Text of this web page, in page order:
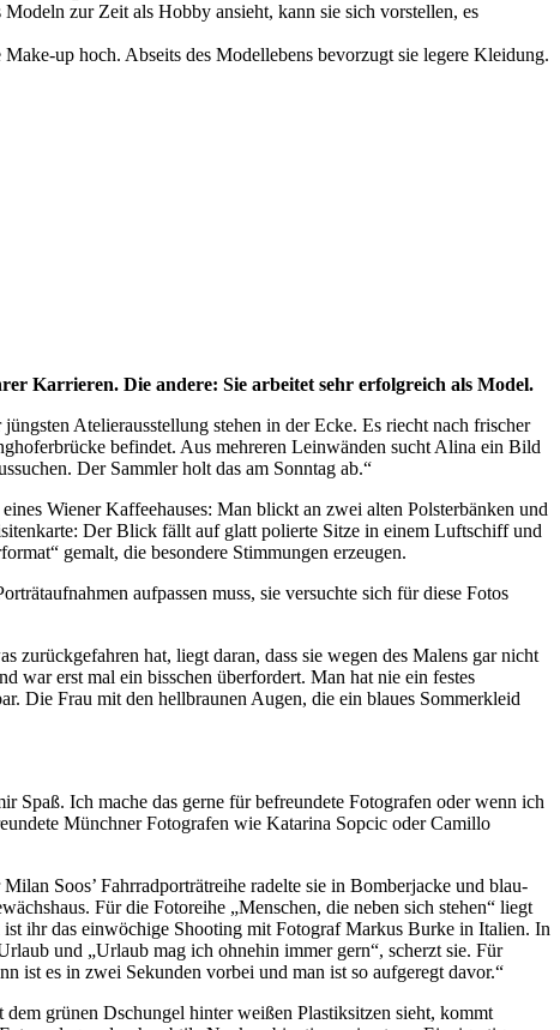
zur Zeit als Hobby ansieht, kann sie sich vorstellen, es
up hoch. Abseits des Modellebens bevorzugt sie legere Kleidung.
Karrieren. Die andere: Sie arbeitet sehr erfolgreich als Model.
Atelierausstellung stehen in der Ecke. Es riecht nach frischer
befindet. Aus mehreren Leinwänden sucht Alina ein Bild
Der Sammler holt das am Sonntag ab.“
Wiener Kaffeehauses: Man blickt an zwei alten Polsterbänken und
Der Blick fällt auf glatt polierte Sitze in einem Luftschiff und
gemalt, die besondere Stimmungen erzeugen.
aufpassen muss, sie versuchte sich für diese Fotos
hat, liegt daran, dass sie wegen des Malens gar nicht
war erst mal ein bisschen überfordert. Man hat nie ein festes
Die Frau mit den hellbraunen Augen, die ein blaues Sommerkleid
Spaß. Ich mache das gerne für befreundete Fotografen oder wenn ich
Münchner Fotografen wie Katarina Sopcic oder Camillo
Soos’ Fahrradporträtreihe radelte sie in Bomberjacke und blau-
Für die Fotoreihe „Menschen, die neben sich stehen“ liegt
ihr das einwöchige Shooting mit Fotograf Markus Burke in Italien. In
und „Urlaub mag ich ohnehin immer gern“, scherzt sie. Für
ist es in zwei Sekunden vorbei und man ist so aufgeregt davor.“
grünen Dschungel hinter weißen Plastiksitzen sieht, kommt